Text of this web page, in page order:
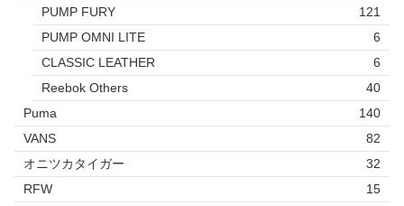
PUMP FURY
121
PUMP OMNI LITE
6
CLASSIC LEATHER
6
Reebok Others
40
Puma
140
VANS
82
オニツカタイガー
32
RFW
15